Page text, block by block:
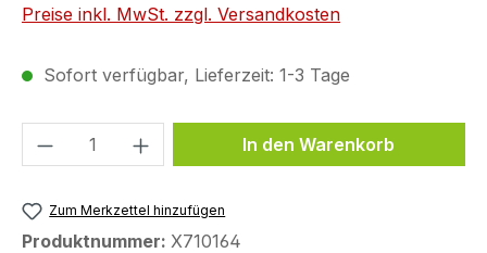
Preise inkl. MwSt. zzgl. Versandkosten
Sofort verfügbar, Lieferzeit: 1-3 Tage
Produkt Anzahl: Gib denIn den Warenkorb
Zum Merkzettel hinzufügen
Produktnummer: X710164